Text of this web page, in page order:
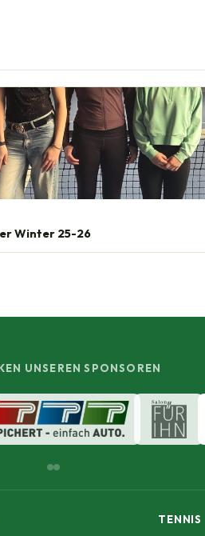
Winter 25-26
UNSEREN SPONSOREN
TENNIS